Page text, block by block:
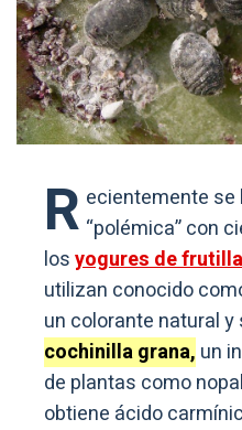
R ecientemente se
“polémica” con
losyogures de frutilla
utilizan conocido
un colorante natural y
cochinilla grana, un
de plantas como
obtiene ácido